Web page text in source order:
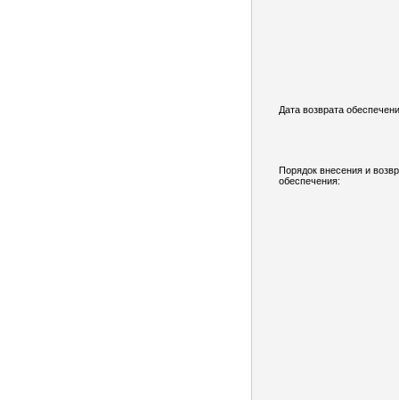
Дата возврата
Порядок внесения и
обеспечения: